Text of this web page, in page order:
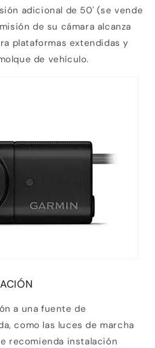
adicional de 50' (se vende
de su cámara alcanza
plataformas extendidas y
de vehículo.
a una fuente de
como las luces de marcha
recomienda instalación